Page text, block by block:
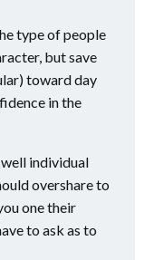
type of people
but save
toward day
in the
individual
overshare to
one their
to ask as to